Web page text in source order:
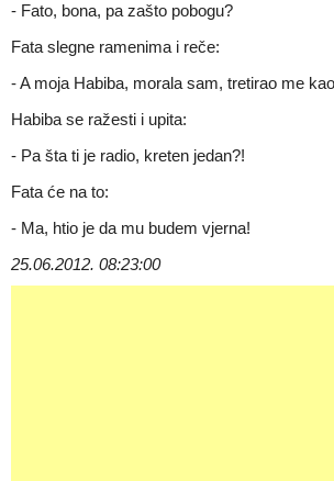
- Fato, bona, pa zašto pobogu?
Fata slegne ramenima i reče:
- A moja Habiba, morala sam, tretirao me
Habiba se ražesti i upita:
- Pa šta ti je radio, kreten jedan?!
Fata će na to:
- Ma, htio je da mu budem vjerna!
25.06.2012. 08:23:00